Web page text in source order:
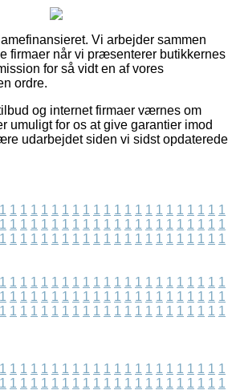
Vi arbejder sammen
firmaer når vi præsenterer butikkernes
for så vidt en af vores
ordre.
og internet firmaer værnes om
umuligt for os at give garantier imod
udarbejdet siden vi sidst opdaterede
1 1 1 1 1 1 1 1 1 1 1 1 1 1 1 1 1 1 1 1 1 1
1 1 1 1 1 1 1 1 1 1 1 1 1 1 1 1 1 1 1 1 1 1
1 1 1 1 1 1 1 1 1 1 1 1 1 1 1 1 1 1 1 1 1 1
1 1 1 1 1 1 1 1 1 1 1 1 1 1 1 1 1 1 1 1 1 1
1 1 1 1 1 1 1 1 1 1 1 1 1 1 1 1 1 1 1 1 1 1
1 1 1 1 1 1 1 1 1 1 1 1 1 1 1 1 1 1 1 1 1 1
1 1 1 1 1 1 1 1 1 1 1 1 1 1 1 1 1 1 1 1 1 1
1 1 1 1 1 1 1 1 1 1 1 1 1 1 1 1 1 1 1 1 1 1